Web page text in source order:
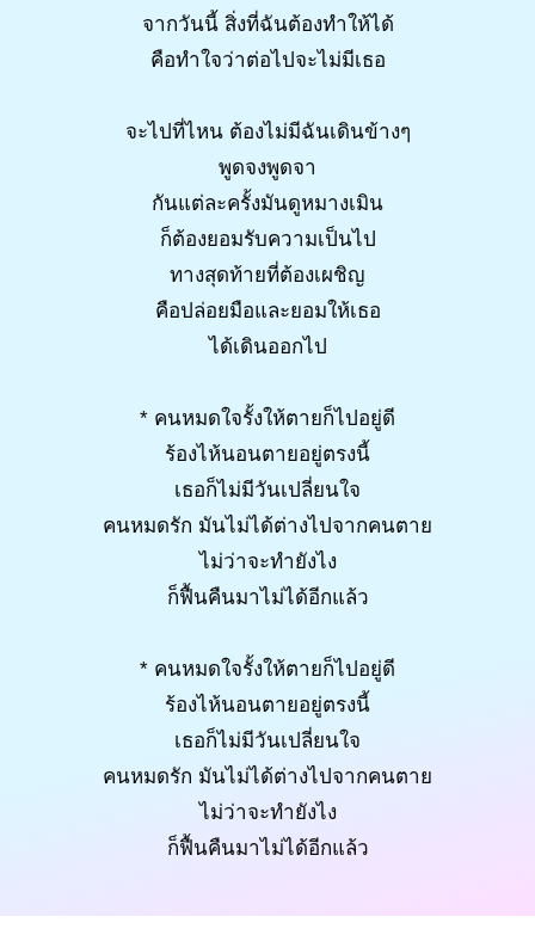
จากวันนี้ สิ่งที่ฉันต้องทำให้ได้
คือทำใจว่าต่อไปจะไม่มีเธอ
จะไปที่ไหน ต้องไม่มีฉันเดินข้างๆ
พูดจงพูดจา
กันแต่ละครั้งมันดูหมางเมิน
ก็ต้องยอมรับความเป็นไป
ทางสุดท้ายที่ต้องเผชิญ
คือปล่อยมือและยอมให้เธอ
ได้เดินออกไป
* คนหมดใจรั้งให้ตายก็ไปอยู่ดี
ร้องไห้นอนตายอยู่ตรงนี้
เธอก็ไม่มีวันเปลี่ยนใจ
คนหมดรัก มันไม่ได้ต่างไปจากคนตาย
ไม่ว่าจะทำยังไง
ก็ฟื้นคืนมาไม่ได้อีกแล้ว
* คนหมดใจรั้งให้ตายก็ไปอยู่ดี
ร้องไห้นอนตายอยู่ตรงนี้
เธอก็ไม่มีวันเปลี่ยนใจ
คนหมดรัก มันไม่ได้ต่างไปจากคนตาย
ไม่ว่าจะทำยังไง
ก็ฟื้นคืนมาไม่ได้อีกแล้ว